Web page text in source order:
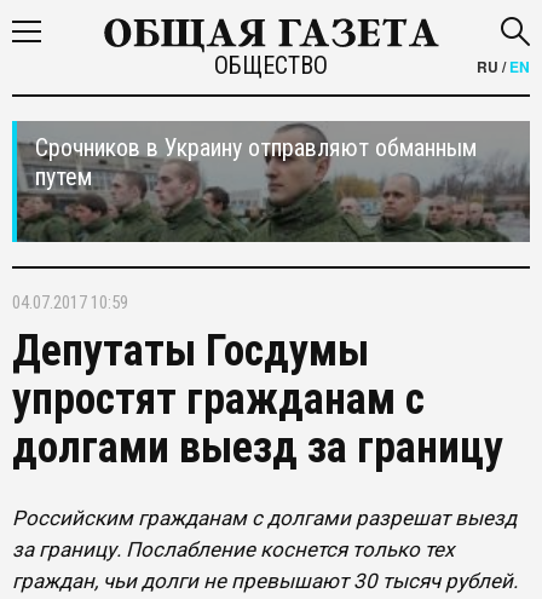
ОБЩЕСТВО RU /EN
Срочников в Украину отправляют обманным
путем
04.07.2017 10:59
Депутаты Госдумы
упростят гражданам с
долгами выезд за границу
Российским гражданам с долгами разрешат выезд
за границу. Послабление коснется только тех
граждан, чьи долги не превышают 30 тысяч рублей.